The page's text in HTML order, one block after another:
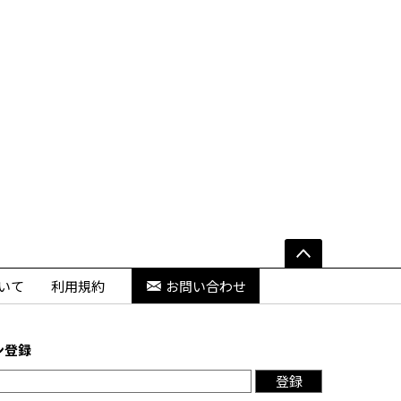
て 利用規約 お問い合わせ
登録
登録